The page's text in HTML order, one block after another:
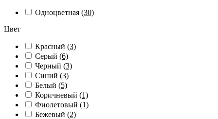
Одноцветная (30)
Цвет
Красный (3)
Серый (6)
Черный (3)
Синий (3)
Белый (5)
Коричневый (1)
Фиолетовый (1)
Бежевый (2)